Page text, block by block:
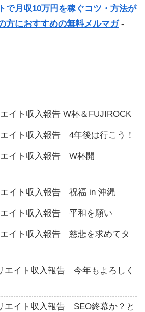
で月収10万円を稼ぐコツ・方法が
方におすすめの無料メルマガ-
イト収入報告 W杯＆FUJIROCK
イト収入報告 4年後は行こう！
イト収入報告 W杯開
エイト収入報告 祝福 in 沖縄
イト収入報告 平和を願い
イト収入報告 慈悲を求めてタ
エイト収入報告 今年もよろしく
エイト収入報告 SEO終幕か？と